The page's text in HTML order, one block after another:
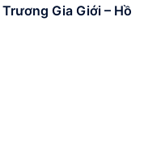
Gia Giới – Hồ